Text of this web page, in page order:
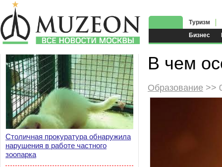
Бизнес
Туризм
Столичная прокуратура обнаружила
нарушения в работе частного
зоопарка
В чем
Образование >>